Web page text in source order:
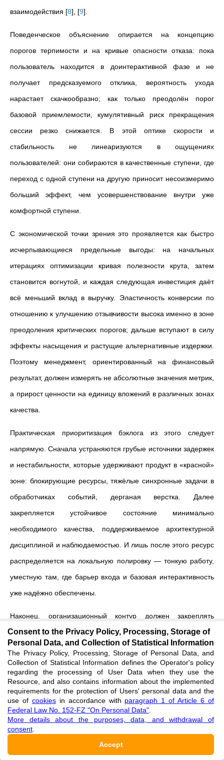
взаимодействия [8] [9]
Поведенческое объяснение опирается на концепцию
порогов терпимости и на кривые опасности отказа: пока
пользователь находится в доинтерактивной фазе и не
получает предсказуемого отклика, вероятность ухода
нарастает скачкообразно; как только преодолён порог
базовой приемлемости, кумулятивный риск прекращения
сессии резко снижается. В этой оптике скорости и
стабильность не линеаризуются в ощущениях
пользователей: они собираются в качественные ступени, где
переход с одной ступени на другую приносит несоизмеримо
больший эффект, чем усовершенствование внутри уже
комфортной ступени.
С экономической точки зрения это проявляется как быстро
исчерпывающиеся предельные выгоды: на начальных
итерациях оптимизации кривая полезности крута, затем
становится вогнутой, и каждая следующая инвестиция даёт
всё меньший вклад в выручку. Эластичность конверсии по
отношению к улучшению отзывчивости высока именно в зоне
преодоления критических порогов; дальше вступают в силу
эффекты насыщения и растущие альтернативные издержки.
Поэтому менеджмент, ориентированный на финансовый
результат, должен измерять не абсолютные значения метрик,
а прирост ценности на единицу вложений в различных зонах
качества.
Практическая приоритизация бэклога из этого следует
напрямую. Сначала устраняются грубые источники задержек
и нестабильности, которые удерживают продукт в «красной»
зоне: блокирующие ресурсы, тяжёлые синхронные задачи в
обработчиках событий, дерганая верстка. Далее
закрепляется устойчивое состояние минимально
необходимого качества, поддерживаемое архитектурной
дисциплиной и наблюдаемостью. И лишь после этого ресурс
распределяется на локальную полировку — тонкую работу,
уместную там, где барьер входа и базовая интерактивность
уже надёжно обеспечены.
Наконец, организационный контур должен закреплять
принципы через систему целей и ключевых результатов:
целевые уровни приемлемости для ключевых
пользовательских путей, защитные пороги деградации,
обязательная проверка гипотез через экспериментальные
дизайны, в которых измеряется не только изменение
технической метрики, но и динамика конверсий, средней
выручки на пользователя и возвратов. Такой подход
связывает инженерный прогресс с экономической
Consent to the Privacy Policy, Processing, Storage of
Personal Data, and Collection of Statistical Information
The Privacy Policy, Processing, Storage of Personal Data, and
Collection of Statistical Information defines the Operator's policy
regarding the processing of User Data when they use the
Resource, and also contains information about the implemented
requirements for the protection of Users' personal data and the
use of cookiesin accordance with paragraph 1 of Article 6 of
Federal Law No. 152-FZ "On Personal Data"
More details about the purposes, data, and withdrawal of
consent
Accept